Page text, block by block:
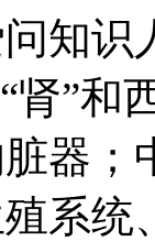
知识
肾”和
器；
系